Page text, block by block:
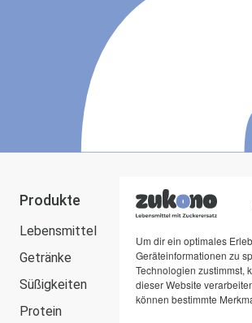
Um dir ein optimales
Geräteinformationen zu
Technologien zustimmst,
dieser Website
können bestimmte
Produkte
Lebensmittel
Getränke
Süßigkeiten
Protein
zukono
Zuckerersätze
Kundenlogin